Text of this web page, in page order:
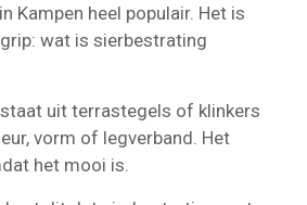
Kampen heel populair. Het is
wat is sierbestrating
uit terrastegels of klinkers
vorm of legverband. Het
het mooi is.